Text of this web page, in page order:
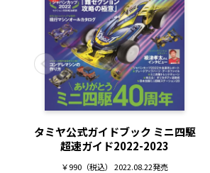
タミヤ公式ガイドブック ミニ四駆
超速ガイド2022-2023
￥990（税込） 2022.08.22発売